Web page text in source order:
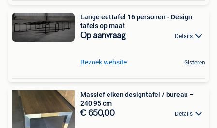
Lange eettafel 16 personen - Design
tafels op maat
Op aanvraag Details
Bezoek website Gisteren
Massief eiken designtafel / bureau –
240 95 cm
€ 650,00 Details